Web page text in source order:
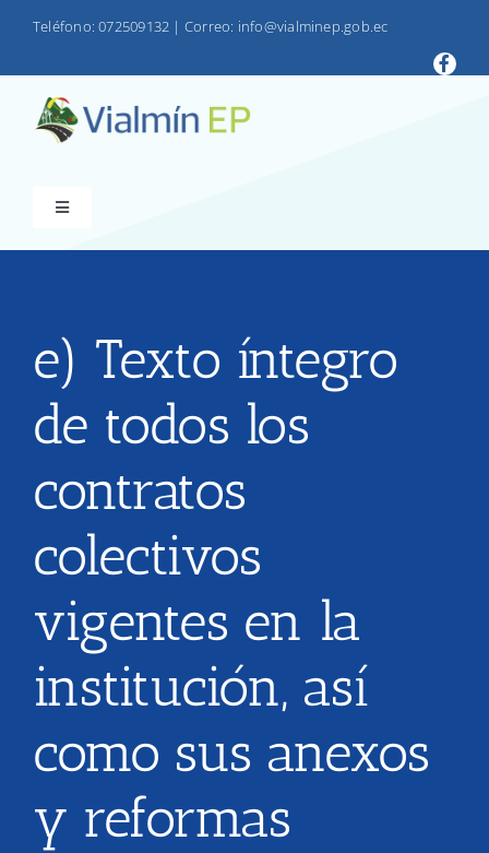
Teléfono: 072509132 | Correo: info@vialminep.gob.ec
Toggle
Navigation
VIALMIN
PRODUCTOS
LOTAIP
TRANSPARENCIA
CONVOCATORIAS PRECALIFICACIÓN
NOTICIAS
CONTACTO
e) Texto íntegro
de todos los
contratos
colectivos
vigentes en la
institución, así
como sus anexos
y reformas